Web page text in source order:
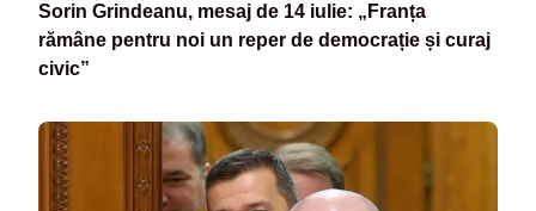
Sorin Grindeanu, mesaj de 14 iulie: „Franța
rămâne pentru noi un reper de democrație și curaj
civic”